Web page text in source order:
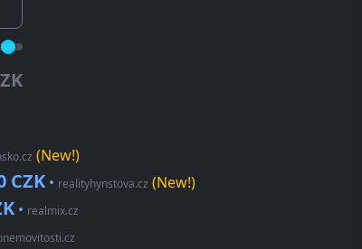
(New!)
CZK • realityhynstova.cz (New!)
• realmix.cz